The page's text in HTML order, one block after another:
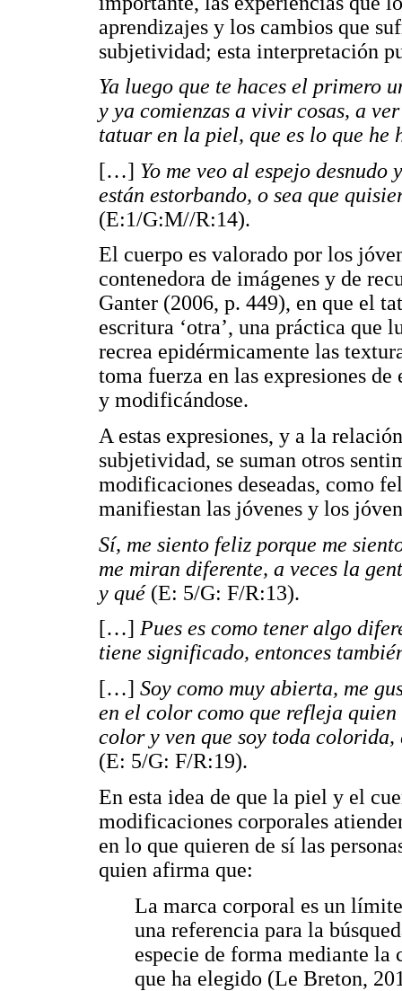
aprendizajes y los cambios que
subjetividad; esta interpretación
Ya luego que te haces el primero
y ya comienzas a vivir cosas, a
tatuar en la piel, que es lo que he
[…] Yo me veo al espejo desnudo
están estorbando, o sea que
(E:1/G:M//R:14).
El cuerpo es valorado por los
contenedora de imágenes y de
Ganter (2006, p. 449), en que el
escritura ‘otra’, una práctica que
recrea epidérmicamente las
toma fuerza en las expresiones
y modificándose.
A estas expresiones, y a la
subjetividad, se suman otros
modificaciones deseadas, como
manifiestan las jóvenes y los
Sí, me siento feliz porque me
me miran diferente, a veces la
y qué (E: 5/G: F/R:13).
[…] Pues es como tener algo
tiene significado, entonces
[…] Soy como muy abierta, me
en el color como que refleja quien
color y ven que soy toda
(E: 5/G: F/R:19).
En esta idea de que la piel y el
modificaciones corporales
en lo que quieren de sí las
quien afirma que:
La marca corporal es un
una referencia para la
especie de forma mediante
que ha elegido (Le Breton,